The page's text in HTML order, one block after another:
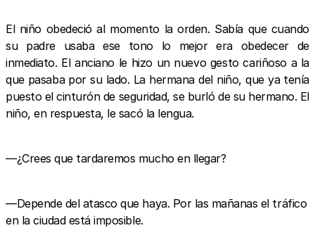
El niño obedeció al momento la orden. Sabía que cuando
su padre usaba ese tono lo mejor era obedecer de
inmediato. El anciano le hizo un nuevo gesto cariñoso a la
que pasaba por su lado. La hermana del niño, que ya tenía
puesto el cinturón de seguridad, se burló de su hermano. El
niño, en respuesta, le sacó la lengua.
—¿Crees que tardaremos mucho en llegar?
—Depende del atasco que haya. Por las mañanas el tráfico
en la ciudad está imposible.